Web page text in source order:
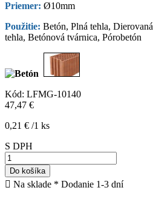
Priemer: Ø10mm
Použitie: Betón, Plná tehla, Dierovaná
tehla, Betónová tvárnica, Pórobetón
Kód: LFMG-10140
47,47 €
0,21 € /1 ks
S DPH
Do košíka
 Na sklade * Dodanie 1-3 dní